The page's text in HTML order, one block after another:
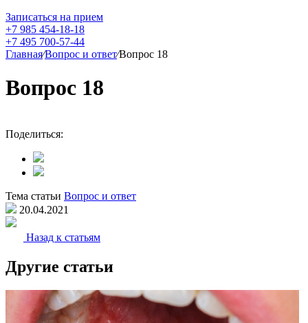
Записаться на прием
+7 985 454-18-18
+7 495 700-57-44
Главная⁄Вопрос и ответ⁄Вопрос 18
Вопрос 18
Поделиться:
Тема статьи Вопрос и ответ
20.04.2021
Назад к статьям
Другие статьи